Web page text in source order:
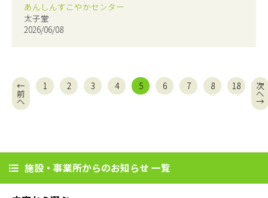
あんしんすこやかセンター
太子堂
2026/06/08
←
前
へ
1 2 3 4
5
（このページ）
6 7 8 18 次
へ
→
施設・事業所からのお知らせ 一覧